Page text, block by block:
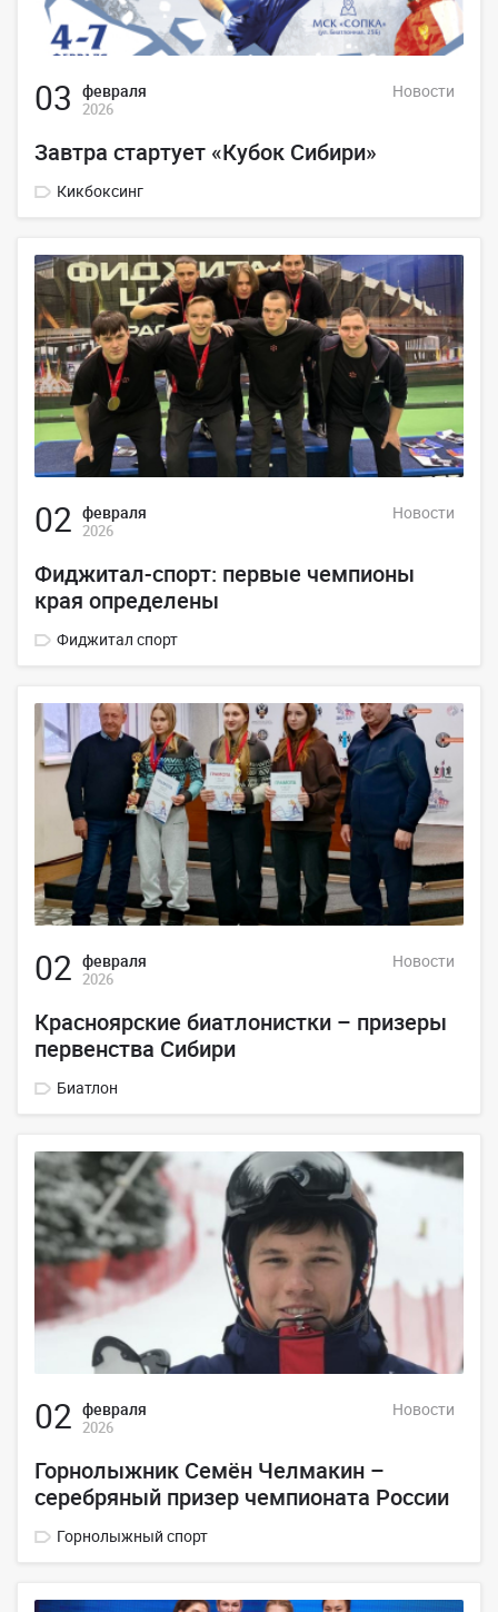
03 февраля
2026
Новости
Завтра стартует «Кубок Сибири»
Кикбоксинг
02 февраля
2026
Новости
Фиджитал-спорт: первые чемпионы
края определены
Фиджитал спорт
02 февраля
2026
Новости
Красноярские биатлонистки – призеры
первенства Сибири
Биатлон
02 февраля
2026
Новости
Горнолыжник Семён Челмакин –
серебряный призер чемпионата России
Горнолыжный спорт